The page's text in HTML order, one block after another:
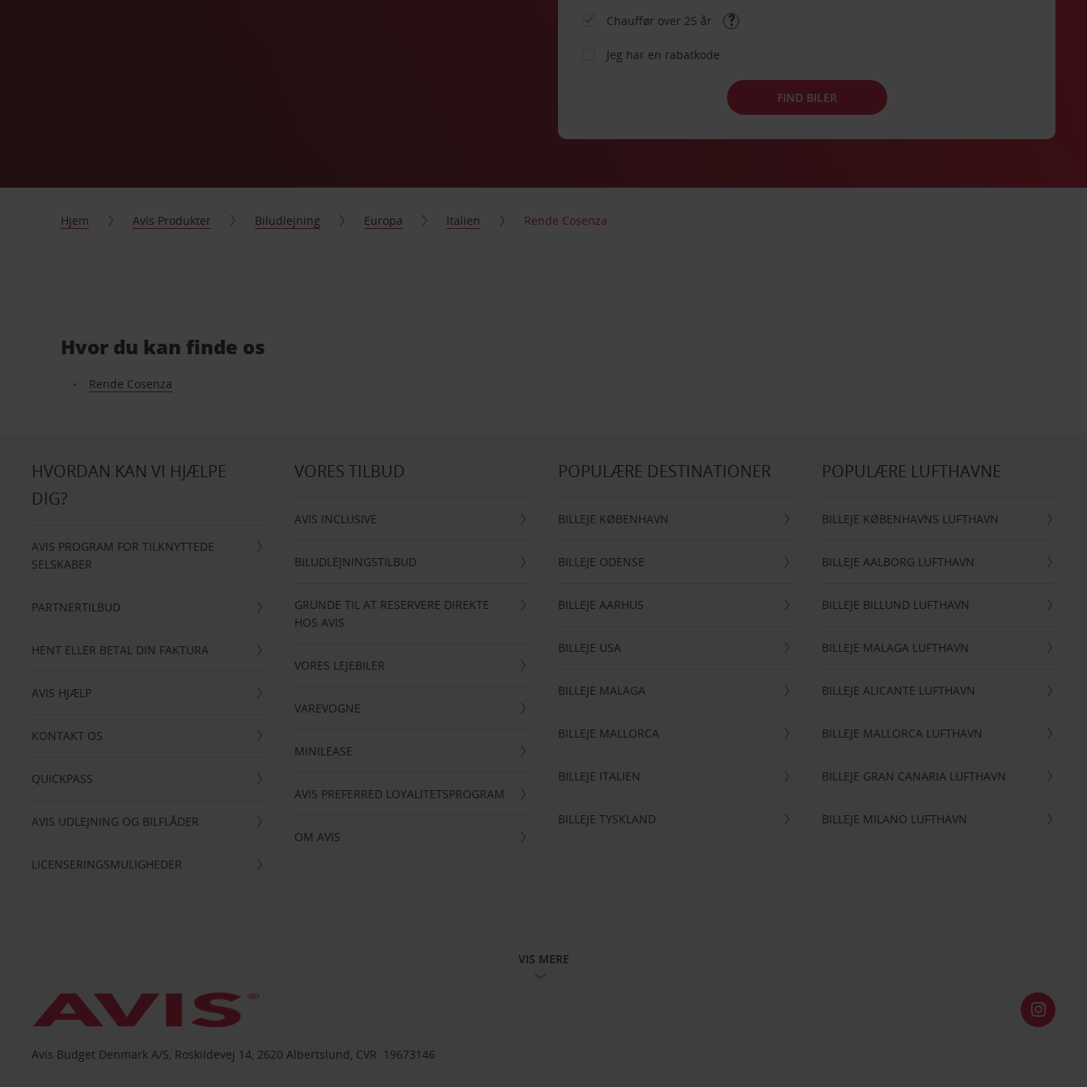
Chauffør over 25 år
Jeg har en rabatkode
FIND BILER
Hjem Avis Produkter Biludlejning Europa Italien Rende Cosenza
Hvor du kan finde os
Rende Cosenza
HVORDAN KAN VI HJÆLPE
DIG?
AVIS PROGRAM FOR TILKNYTTEDE
SELSKABER
PARTNERTILBUD
HENT ELLER BETAL DIN FAKTURA
AVIS HJÆLP
KONTAKT OS
QUICKPASS
AVIS UDLEJNING OG BILFLÅDER
LICENSERINGSMULIGHEDER
VORES TILBUD
AVIS INCLUSIVE
BILUDLEJNINGSTILBUD
GRUNDE TIL AT RESERVERE DIREKTE
HOS AVIS
VORES LEJEBILER
VAREVOGNE
MINILEASE
AVIS PREFERRED LOYALITETSPROGRAM
OM AVIS
POPULÆRE DESTINATIONER
BILLEJE KØBENHAVN
BILLEJE ODENSE
BILLEJE AARHUS
BILLEJE USA
BILLEJE MALAGA
BILLEJE MALLORCA
BILLEJE ITALIEN
BILLEJE TYSKLAND
POPULÆRE LUFTHAVNE
BILLEJE KØBENHAVNS LUFTHAVN
BILLEJE AALBORG LUFTHAVN
BILLEJE BILLUND LUFTHAVN
BILLEJE MALAGA LUFTHAVN
BILLEJE ALICANTE LUFTHAVN
BILLEJE MALLORCA LUFTHAVN
BILLEJE GRAN CANARIA LUFTHAVN
BILLEJE MILANO LUFTHAVN
VIS MERE
Avis Budget Denmark A/S, Roskildevej 14, 2620 Albertslund, CVR: 19673146